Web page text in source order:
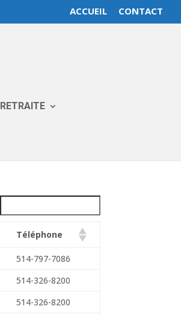
ACCUEIL CONTACT
RETRAITE
Téléphone
514-797-7086
514-326-8200
514-326-8200